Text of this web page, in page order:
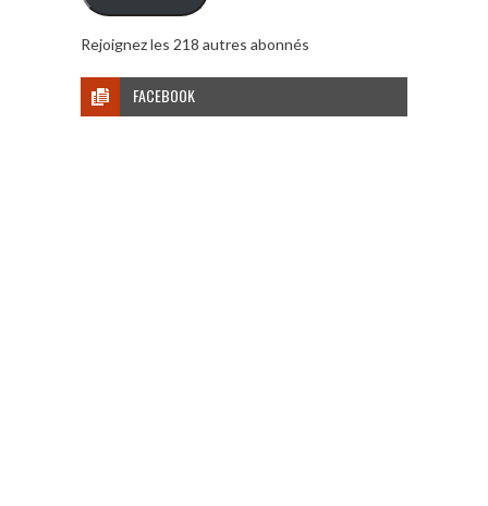
Rejoignez les 218 autres abonnés
FACEBOOK